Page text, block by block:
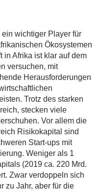
wichtiger Player für
Ökosystemen
in Afrika ist klar auf dem
versuchen, mit
Herausforderungen
Trotz des starken
stecken viele
Vor allem die
Risikokapital sind
Start-ups mit
Weniger als 1
(2019 ca. 220 Mrd.
Zwar verdoppeln sich
zu Jahr, aber für die